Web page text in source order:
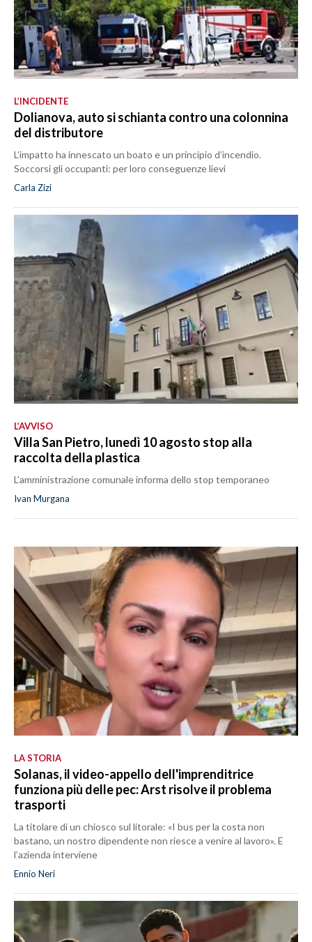
L’INCIDENTE
Dolianova, auto si schianta contro una colonnina
del distributore
L’impatto ha innescato un boato e un principio d’incendio.
Soccorsi gli occupanti: per loro conseguenze lievi
Carla Zizi
L’AVVISO
Villa San Pietro, lunedì 10 agosto stop alla
raccolta della plastica
L’amministrazione comunale informa dello stop temporaneo
Ivan Murgana
LA STORIA
Solanas, il video-appello dell'imprenditrice
funziona più delle pec: Arst risolve il problema
trasporti
La titolare di un chiosco sul litorale: «I bus per la costa non
bastano, un nostro dipendente non riesce a venire al lavoro». E
l’azienda interviene
Ennio Neri